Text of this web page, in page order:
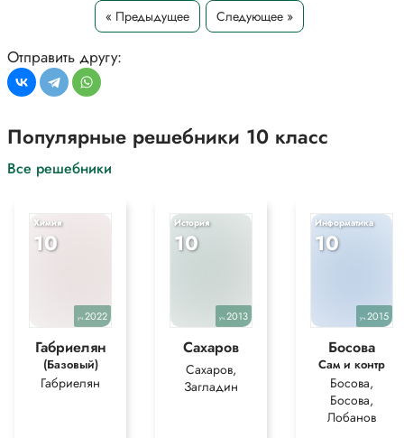
« Предыдущее Следующее »
Отправить другу:
Популярные решебники 10 класс
Все решебники
Химия
10
уч.2022
Габриелян
(Базовый)
Габриелян
История
10
уч.2013
Сахаров
Сахаров,
Загладин
Информатика
10
уч.2015
Босова
Сам и контр
Босова,
Босова,
Лобанов